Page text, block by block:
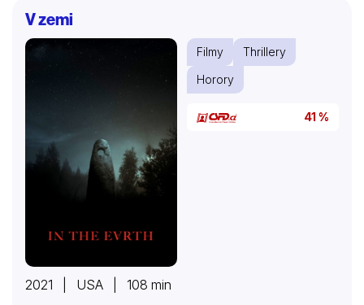
V zemi
Filmy
Thrillery
Horory
41 %
2021 | USA | 108 min